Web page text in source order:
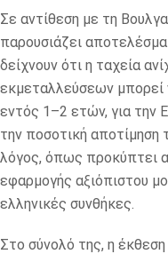
Σε αντίθεση με τη
παρουσιάζει
δείχνουν ότι η ταχεία
εκμεταλλεύσεων μπορεί
εντός 1–2 ετών, για την
την ποσοτική αποτίμηση
λόγος, όπως προκύπτει
εφαρμογής αξιόπιστου
ελληνικές συνθήκες.
Στο σύνολό της, η